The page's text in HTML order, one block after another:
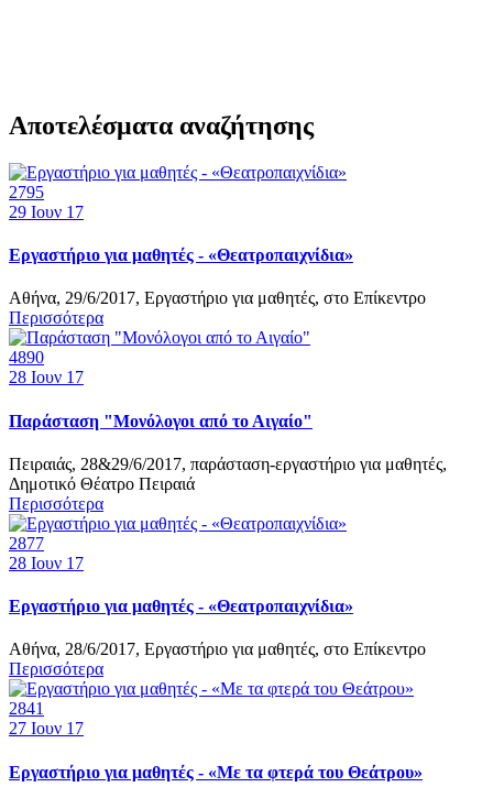
Αποτελέσματα αναζήτησης
2795
29 Ιουν 17
Εργαστήριο για μαθητές - «Θεατροπαιχνίδια»
Αθήνα, 29/6/2017, Εργαστήριο για μαθητές, στο Επίκεντρο
Περισσότερα
4890
28 Ιουν 17
Παράσταση "Μονόλογοι από το Αιγαίο"
Πειραιάς, 28&29/6/2017, παράσταση-εργαστήριο για μαθητές,
Δημοτικό Θέατρο Πειραιά
Περισσότερα
2877
28 Ιουν 17
Εργαστήριο για μαθητές - «Θεατροπαιχνίδια»
Αθήνα, 28/6/2017, Εργαστήριο για μαθητές, στο Επίκεντρο
Περισσότερα
2841
27 Ιουν 17
Εργαστήριο για μαθητές - «Με τα φτερά του Θεάτρου»